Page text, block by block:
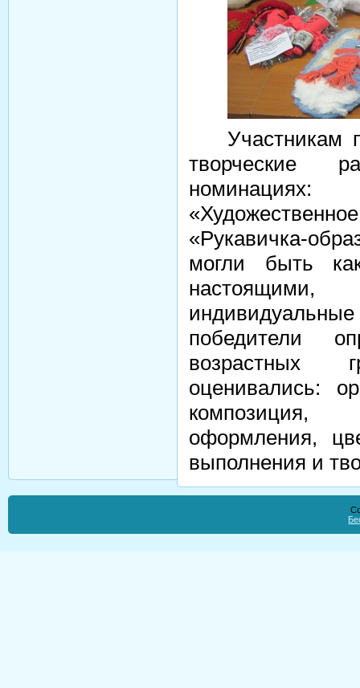
Участникам
творческие
«Рукавичка-
могли быть
победители
возрастных
оценивались:
композиция,
оформления,
выполнения и